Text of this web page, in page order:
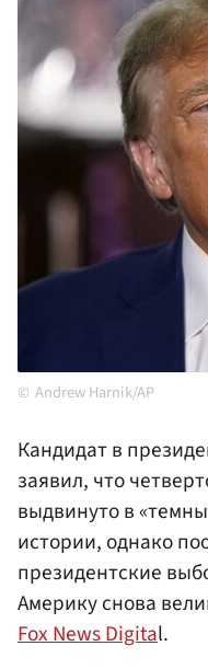
Andrew Harnik/AP
Кандидат в
заявил, что
выдвинуто в
истории, однако
президентские
Америку снова
Fox News Digital.